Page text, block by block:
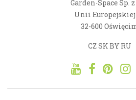
Garden-Space Sp. z
Unii Europejskiej
32-600
CZ SK BY RU